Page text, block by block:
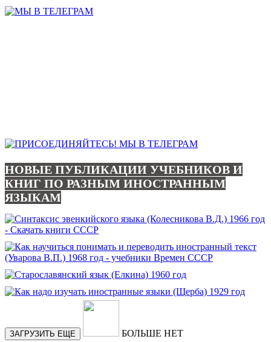
НОВЫЕ ПУБЛИКАЦИИ УЧЕБНИКОВ И
КНИГ ПО РАЗНЫМ ИНОСТРАННЫМ
ЯЗЫКАМ
ЗАГРУЗИТЬ ЕЩЕ БОЛЬШЕ НЕТ